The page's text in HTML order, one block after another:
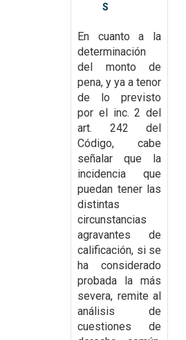
S
En cuanto a la
determinación
del monto de
pena, y ya a tenor
de lo previsto
por el inc. 2 del
art. 242 del
Código, cabe
señalar que la
incidencia que
puedan tener las
distintas
circunstancias
agravantes de
calificación, si se
ha considerado
probada la más
severa, remite al
análisis de
cuestiones de